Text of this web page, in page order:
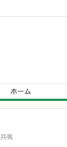
ホーム
共鳴